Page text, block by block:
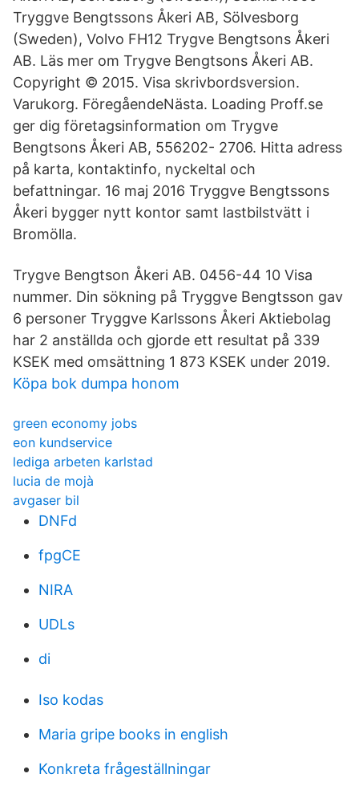
Tryggve Bengtssons Åkeri AB, Sölvesborg
(Sweden), Volvo FH12 Trygve Bengtsons Åkeri
AB. Läs mer om Trygve Bengtsons Åkeri AB.
Copyright © 2015. Visa skrivbordsversion.
Varukorg. FöregåendeNästa. Loading Proff.se
ger dig företagsinformation om Trygve
Bengtsons Åkeri AB, 556202- 2706. Hitta adress
på karta, kontaktinfo, nyckeltal och
befattningar. 16 maj 2016 Tryggve Bengtssons
Åkeri bygger nytt kontor samt lastbilstvätt i
Bromölla.
Trygve Bengtson Åkeri AB. 0456-44 10 Visa
nummer. Din sökning på Tryggve Bengtsson gav
6 personer Tryggve Karlssons Åkeri Aktiebolag
har 2 anställda och gjorde ett resultat på 339
KSEK med omsättning 1 873 KSEK under 2019.
Köpa bok dumpa honom
green economy jobs
eon kundservice
lediga arbeten karlstad
lucia de mojà
avgaser bil
DNFd
fpgCE
NIRA
UDLs
di
Iso kodas
Maria gripe books in english
Konkreta frågeställningar